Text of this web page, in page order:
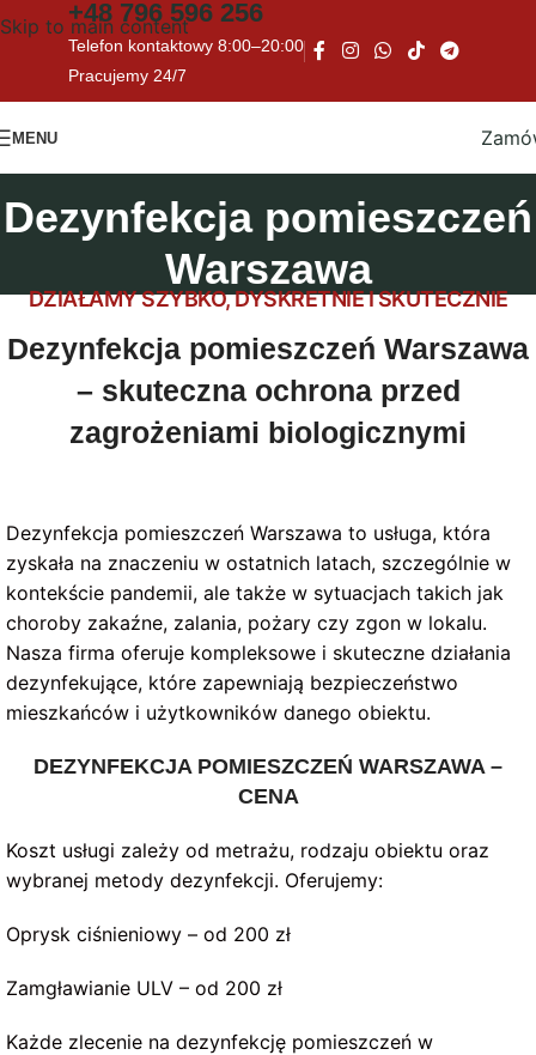
Skip to main content
+48 796 596 256
Telefon kontaktowy 8:00–20:00
Pracujemy 24/7
MENU
Dezynfekcja pomieszczeń
Warszawa
DZIAŁAMY SZYBKO, DYSKRETNIE I SKUTECZNIE
Dezynfekcja pomieszczeń Warszawa
– skuteczna ochrona przed
zagrożeniami biologicznymi
Dezynfekcja pomieszczeń Warszawa to usługa, która
zyskała na znaczeniu w ostatnich latach, szczególnie w
kontekście pandemii, ale także w sytuacjach takich jak
choroby zakaźne, zalania, pożary czy zgon w lokalu.
Nasza firma oferuje kompleksowe i skuteczne działania
dezynfekujące, które zapewniają bezpieczeństwo
mieszkańców i użytkowników danego obiektu.
DEZYNFEKCJA POMIESZCZEŃ WARSZAWA –
CENA
Koszt usługi zależy od metrażu, rodzaju obiektu oraz
wybranej metody dezynfekcji. Oferujemy:
Oprysk ciśnieniowy – od 200 zł
Zamgławianie ULV – od 200 zł
Każde zlecenie na dezynfekcję pomieszczeń w